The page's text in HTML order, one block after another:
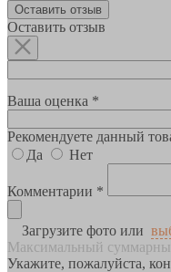
Оставить отзыв
Оставить отзыв
Ваша оценка *
Рекомендуете данный
Да
Нет
Комментарии *
Загрузите фото или
Максимальный
Укажите, пожалуйста,